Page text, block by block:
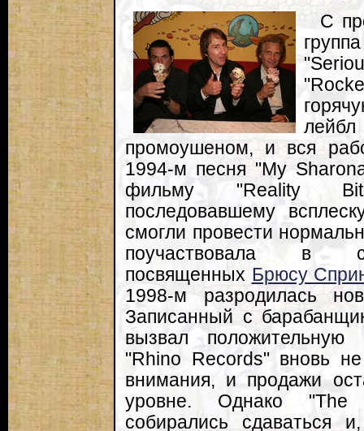
С
промоушеном, и вся
1994-м песня "My
фильму "Reality
последовавшему
смогли провести
поучаствовала в
посвященных Брюсу
1998-м разродилась
Записанный с
вызвал положительную
"Rhino Records" вновь
внимания, и продажи
уровне. Однако
собирались сдаваться